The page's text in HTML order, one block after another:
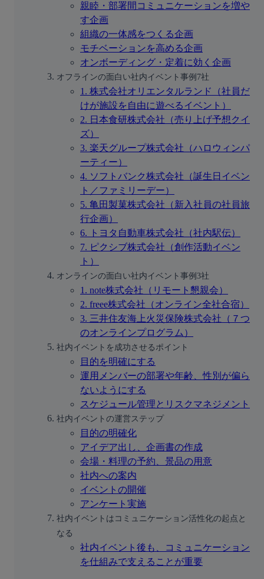
親睦・部署間コミュニケーションを増や
す企画
組織の一体感をつくる企画
モチベーションを高める企画
オンボーディング・定着に効く企画
オフラインの面白い社内イベント事例7社
1. 株式会社オリエンタルランド（社員だ
けが施設を自由に遊べるイベント）
2. 日本食研株式会社（売り上げ予想クイ
ズ）
3. 楽天グループ株式会社（ハロウィンパ
ーティー）
4. ソフトバンク株式会社（誕生日イベン
ト／ファミリーデー）
5. 亀田製菓株式会社（新入社員の社員旅
行企画）
6. トヨタ自動車株式会社（社内駅伝）
7. ピクシブ株式会社（創作活動イベン
ト）
オンラインの面白い社内イベント事例3社
1. note株式会社（リモート懇親会）
2. freee株式会社（オンライン全社合宿）
3. 三井住友海上火災保険株式会社（７つ
のオンラインプログラム）
社内イベントを成功させるポイント
目的を明確にする
運用メンバーの部署や年齢、性別が偏ら
ないようにする
スケジュール管理とリスクマネジメント
社内イベントの運営ステップ
目的の明確化
アイデア出し、企画書の作成
会場・料理の予約、景品の用意
社内への案内
イベントの開催
アンケート実施
社内イベントはコミュニケーション活性化の起点と
なる
社内イベント後も、コミュニケーション
を仕組みで支えることが重要